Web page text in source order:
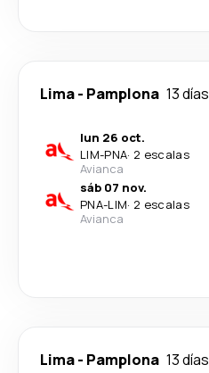
Lima- Pamplona 13 días
lun 26 oct.
LIM-PNA· 2 escalas
Avianca
sáb 07 nov.
PNA-LIM· 2 escalas
Avianca
Lima- Pamplona 13 días